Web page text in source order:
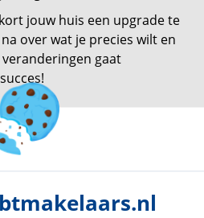
jouw huis een upgrade te
over wat je precies wilt en
gaat